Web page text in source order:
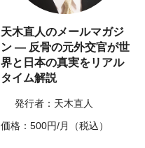
天木直人のメールマガジ
ン ― 反骨の元外交官が世
界と日本の真実をリアル
タイム解説
発行者：天木直人
価格：500円/月（税込）